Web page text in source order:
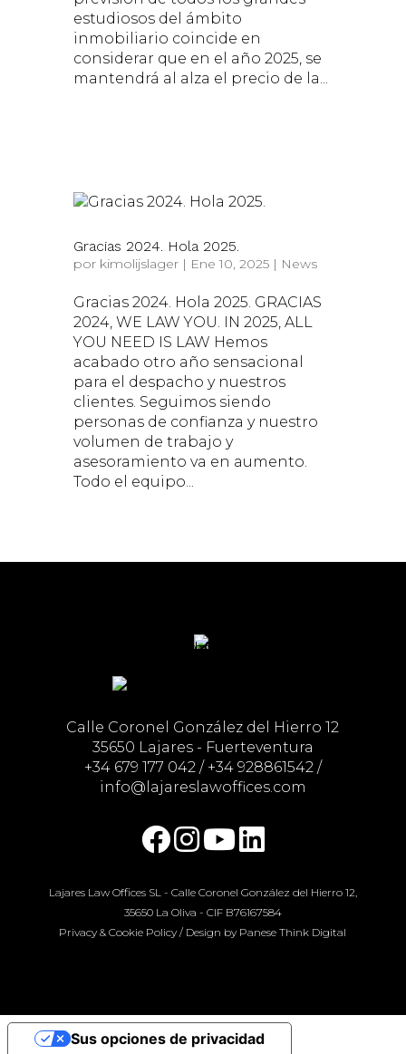
estudiosos del ámbito
inmobiliario coincide en
considerar que en el año 2025, se
mantendrá al alza el precio de la...
Gracias 2024. Hola 2025.
por kimolijslager| Ene 10, 2025| News
Gracias 2024. Hola 2025. GRACIAS
2024, WE LAW YOU. IN 2025, ALL
YOU NEED IS LAW Hemos
acabado otro año sensacional
para el despacho y nuestros
clientes. Seguimos siendo
personas de confianza y nuestro
volumen de trabajo y
asesoramiento va en aumento.
Todo el equipo...
Calle Coronel González del Hierro 12
35650 Lajares - Fuerteventura
+34 679 177 042/ +34 928861542/
info@lajareslawoffices.com
Lajares Law Offices SL - Calle Coronel González del Hierro 12,
35650 La Oliva - CIF B76167584
Privacy & Cookie Policy / Design by Panese Think Digital
Sus opciones de privacidad